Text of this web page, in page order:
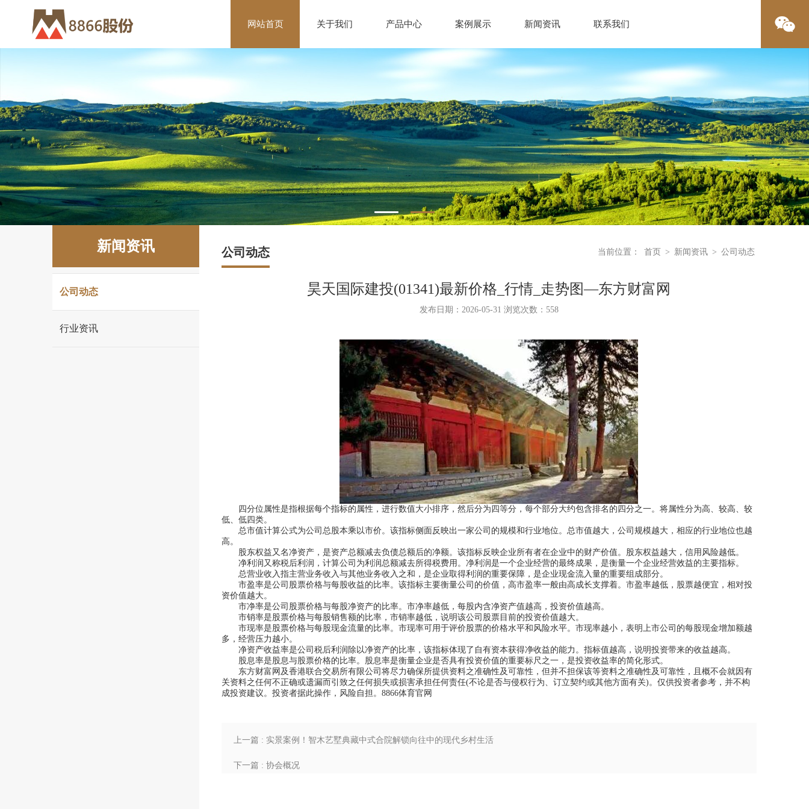
8866
份
限
公
司
-
装
配
网站首页 关于我们 产品中心 案例展示 新闻资讯 联系我们
新闻资讯
公司动态
行业资讯
公司动态 当前位置： 首页 > 新闻资讯 > 公司动态
昊天国际建投(01341)最新价格_行情_走势图—东方财富网
发布日期：2026-05-31 浏览次数： 558
四分位属性是指根据每个指标的属性，进行数值大小排序，然后分为四等分，每个部分大约包含排名的四分之一。将属性分为高、较高、较
低、低四类。
总市值计算公式为公司总股本乘以市价。该指标侧面反映出一家公司的规模和行业地位。总市值越大，公司规模越大，相应的行业地位也越
高。
股东权益又名净资产，是资产总额减去负债总额后的净额。该指标反映企业所有者在企业中的财产价值。股东权益越大，信用风险越低。
净利润又称税后利润，计算公司为利润总额减去所得税费用。净利润是一个企业经营的最终成果，是衡量一个企业经营效益的主要指标。
总营业收入指主营业务收入与其他业务收入之和，是企业取得利润的重要保障，是企业现金流入量的重要组成部分。
市盈率是公司股票价格与每股收益的比率。该指标主要衡量公司的价值，高市盈率一般由高成长支撑着。市盈率越低，股票越便宜，相对投
资价值越大。
市净率是公司股票价格与每股净资产的比率。市净率越低，每股内含净资产值越高，投资价值越高。
市销率是股票价格与每股销售额的比率，市销率越低，说明该公司股票目前的投资价值越大。
市现率是股票价格与每股现金流量的比率。市现率可用于评价股票的价格水平和风险水平。市现率越小，表明上市公司的每股现金增加额越
多，经营压力越小。
净资产收益率是公司税后利润除以净资产的比率，该指标体现了自有资本获得净收益的能力。指标值越高，说明投资带来的收益越高。
股息率是股息与股票价格的比率。股息率是衡量企业是否具有投资价值的重要标尺之一，是投资收益率的简化形式。
东方财富网及香港联合交易所有限公司将尽力确保所提供资料之准确性及可靠性，但并不担保该等资料之准确性及可靠性，且概不会就因有
关资料之任何不正确或遗漏而引致之任何损失或损害承担任何责任(不论是否与侵权行为、订立契约或其他方面有关)。仅供投资者参考，并不构
成投资建议。投资者据此操作，风险自担。 8866体育官网
上一篇 : 实景案例！智木艺墅典藏中式合院解锁向往中的现代乡村生活
下一篇 : 协会概况